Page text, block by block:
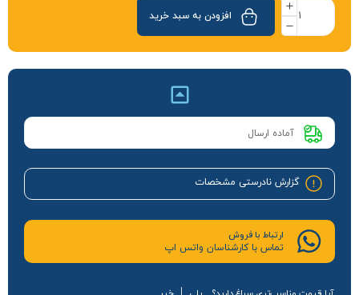
افزودن به سبد خرید
آماده ارسال
گزارش نادرستی مشخصات
ارتباط با فروش
تماس با کارشناسان واتس اپ